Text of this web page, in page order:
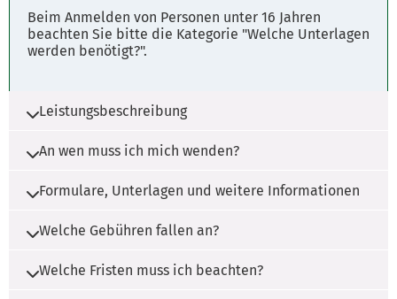
Beim Anmelden von Personen unter 16 Jahren
beachten Sie bitte die Kategorie "Welche Unterlagen
werden benötigt?".
Leistungsbeschreibung
Herzlich willkommen in Schneverdingen!
Wer eine Wohnung bezieht, hat sich innerhalb
anzumelden.
Bitte kommen Sie Ihrer Meldepflicht nach, um
An wen muss ich mich wenden?
Die Zuständigkeit liegt bei der Gemeinde, der
gezogen sind.
Ansprechpersonen
Formulare, Unterlagen und weitere Informationen
als Identitätsnachweis und zur
Welche Gebühren fallen an?
Es fallen keine Gebühren an. Verspätete
Welche Fristen muss ich beachten?
Stadtkasse (Montag bis Mittwoch nachmittags
geschlossen)
Montag bis Freitag 08:00 - 12:00 Uhr
Donnerstag 14:00 - 15:30 Uhr